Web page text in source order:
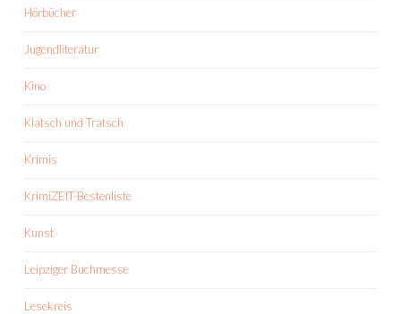
Hörbücher
Jugendliteratur
Kino
Klatsch und Tratsch
Krimis
KrimiZEIT-Bestenliste
Kunst
Leipziger Buchmesse
Lesekreis